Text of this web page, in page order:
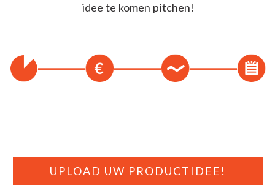
idee te komen pitchen!
UPLOAD UW PRODUCTIDEE!